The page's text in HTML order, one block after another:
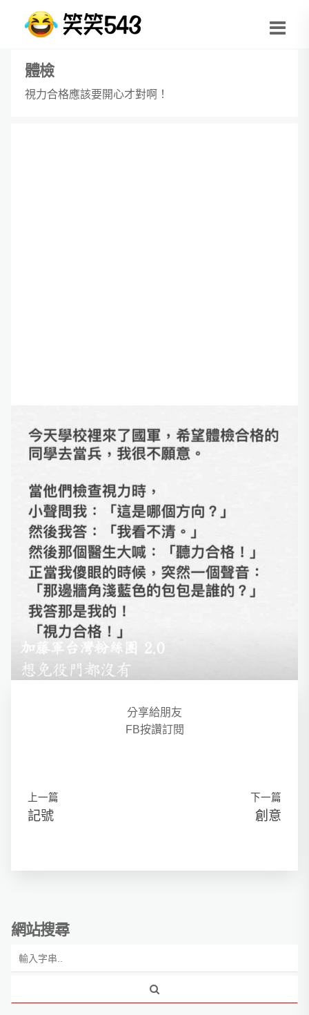
體檢
視力合格應該要開心才對啊！
分享給朋友
FB按讚訂閱
上一篇
記號
下一篇
創意
網站搜尋